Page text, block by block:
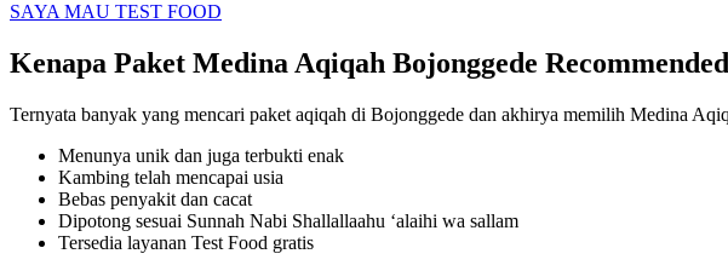
SAYA MAU TEST FOOD
Kenapa Paket Medina Aqiqah Bojonggede
Ternyata banyak yang mencari paket aqiqah di Bojonggede dan akhirya memilih Medina
Menunya unik dan juga terbukti enak
Kambing telah mencapai usia
Bebas penyakit dan cacat
Dipotong sesuai Sunnah Nabi Shallallaahu ‘alaihi wa sallam
Tersedia layanan Test Food gratis